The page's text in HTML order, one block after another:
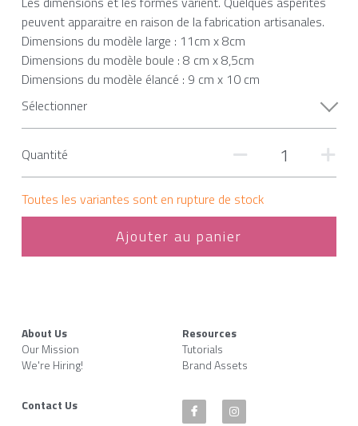
peuvent apparaitre en raison de la fabrication artisanales.
Dimensions du modèle large : 11cm x 8cm
Dimensions du modèle boule : 8 cm x 8,5cm
Dimensions du modèle élancé : 9 cm x 10 cm
Sélectionner
Quantité
Toutes les variantes sont en rupture de stock
Ajouter au panier
About Us
Our Mission
We're Hiring!
Resources
Tutorials
Brand Assets
Contact Us